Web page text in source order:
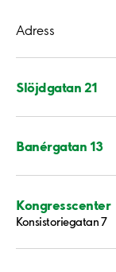
Adress
Slöjdgatan 21
Banérgatan 13
Kongresscenter
Konsistoriegatan 7